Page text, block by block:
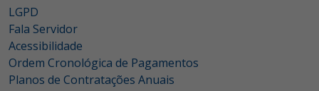
LGPD
Fala Servidor
Acessibilidade
Ordem Cronológica de Pagamentos
Planos de Contratações Anuais